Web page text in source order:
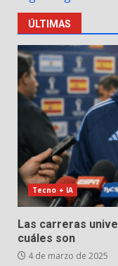
ÚLTIMAS
Tecno + IA
Las carreras
cuáles son
4 de marzo de 2025